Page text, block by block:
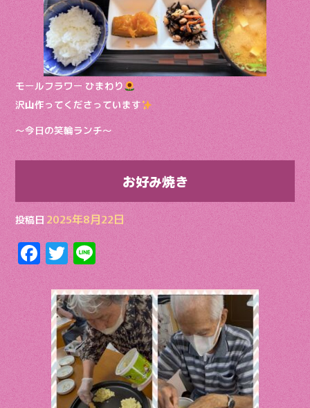
モールフラワー ひまわり
沢山作ってくださっています
〜今日の笑輪ランチ〜
お好み焼き
投稿日 2025年8月22日
F
ac
e
b
o
o
k
T
w
itt
er
Li
n
e